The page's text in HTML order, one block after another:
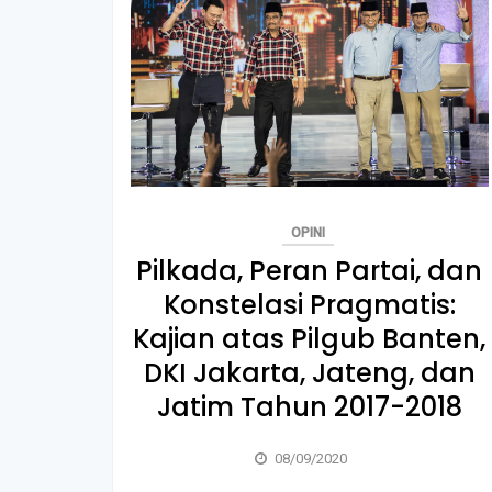
OPINI
Pilkada, Peran Partai, dan
Konstelasi Pragmatis:
Kajian atas Pilgub Banten,
DKI Jakarta, Jateng, dan
Jatim Tahun 2017-2018
08/09/2020